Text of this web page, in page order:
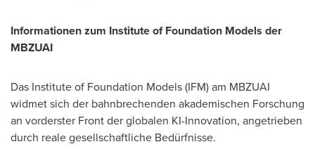
Informationen zum Institute of Foundation Models der
MBZUAI
Das Institute of Foundation Models (IFM) am MBZUAI
widmet sich der bahnbrechenden akademischen Forschung
an vorderster Front der globalen KI-Innovation, angetrieben
durch reale gesellschaftliche Bedürfnisse.